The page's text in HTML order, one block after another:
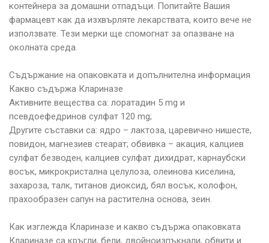
контейнера за домашни отпадъци. Попитайте Вашия
фармацевт как да изхвърляте лекарствата, които вече не
използвате. Тези мерки ще спомогнат за опазване на
околната среда.
Съдържание на опаковката и допълнителна информация
Какво съдържа Клариназе
Активните вещества са: лоратадин 5 mg и
псевдоефедринов сулфат 120 mg;
Другите съставки са: ядро – лактоза, царевично нишесте,
повидон, магнезиев стеарат; обвивка – акация, калциев
сулфат безводен, калциев сулфат дихидрат, карнаубски
восък, микрокристална целулоза, олеинова киселина,
захароза, талк, титанов диоксид, бял восък, колофон,
прахообразен сапун на растителна основа, зеин.
Как изглежда Клариназе и какво съдържа опаковката
Клариназе са кръгли, бели, двойноизпъкнали, обвити и